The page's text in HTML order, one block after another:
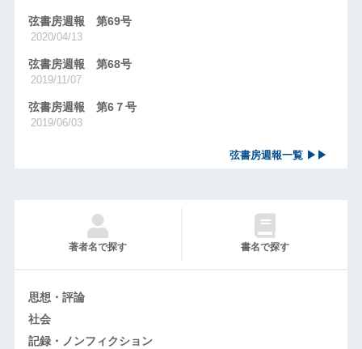
弦書房週報 第69号
2020/04/13
弦書房週報 第68号
2019/11/07
弦書房週報 第6７号
2019/06/03
弦書房週報一覧 ▶▶
著者名で探す 書名で探す
思想・評論
社会
記録・ノンフィクション